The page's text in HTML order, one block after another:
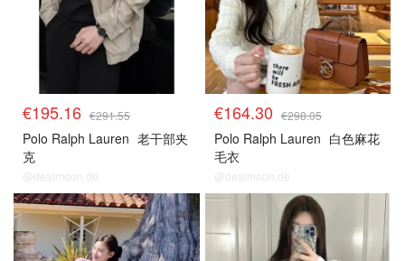
€195.16 €291.55
Polo Ralph Lauren 老干部夹
克
@dealmoon.de
€164.30 €298.05
Polo Ralph Lauren 白色麻花
毛衣
@dealmoon.de